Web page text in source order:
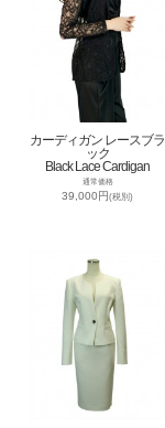
カーディガン レースブラ
ック
Black Lace Cardigan
通常価格
39,000円(税別)